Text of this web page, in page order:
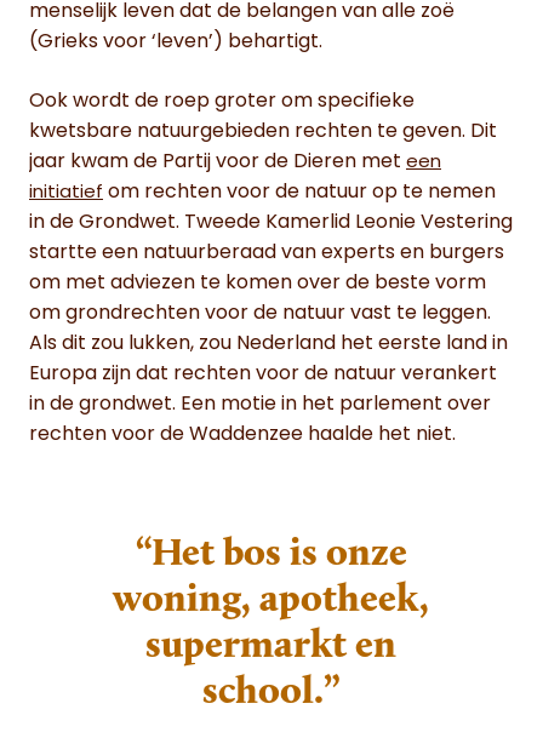
menselijk leven dat de belangen van alle zoë
(Grieks voor ‘leven’) behartigt.
Ook wordt de roep groter om specifieke
kwetsbare natuurgebieden rechten te geven. Dit
jaar kwam de Partij voor de Dieren met een
initiatief om rechten voor de natuur op te nemen
in de Grondwet. Tweede Kamerlid Leonie Vestering
startte een natuurberaad van experts en burgers
om met adviezen te komen over de beste vorm
om grondrechten voor de natuur vast te leggen.
Als dit zou lukken, zou Nederland het eerste land in
Europa zijn dat rechten voor de natuur verankert
in de grondwet. Een motie in het parlement over
rechten voor de Waddenzee haalde het niet.
“Het bos is onze
woning, apotheek,
supermarkt en
school.”